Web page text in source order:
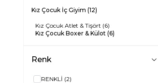
Kız Çocuk İç Giyim (12)
Kız Çocuk Atlet & Tişört (6)
Kız Çocuk Boxer & Külot (6)
Renk
RENKLİ (2)